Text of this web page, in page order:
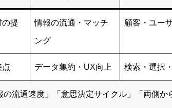
の提 情報の流通・マッチ
ング
顧客・ユー
点 データ集約・UX向上 検索・選択
の流通速度」「意思決定サイクル」「両側か